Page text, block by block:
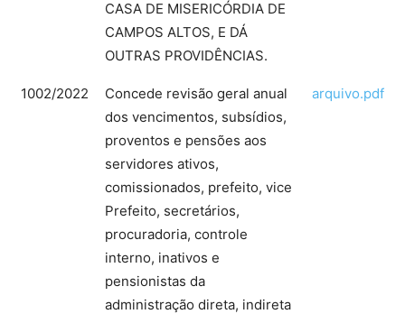
CASA DE MISERICÓRDIA DE
CAMPOS ALTOS, E DÁ
OUTRAS PROVIDÊNCIAS.
1002/2022
Concede revisão geral anual
dos vencimentos, subsídios,
proventos e pensões aos
servidores ativos,
comissionados, prefeito, vice
Prefeito, secretários,
procuradoria, controle
interno, inativos e
pensionistas da
administração direta, indireta
arquivo.pdf